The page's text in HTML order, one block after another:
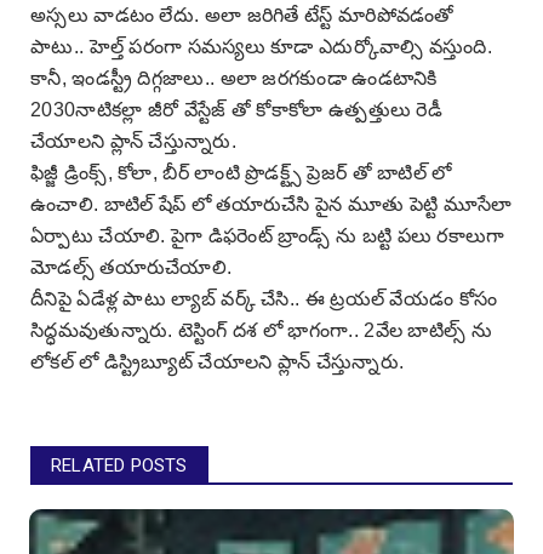
అస్సలు వాడటం లేదు. అలా జరిగితే టేస్ట్ మారిపోవడంతో
పాటు.. హెల్త్ పరంగా సమస్యలు కూడా ఎదుర్కోవాల్సి వస్తుంది.
కానీ, ఇండస్ట్రీ దిగ్గజాలు.. అలా జరగకుండా ఉండటానికి
2030నాటికల్లా జీరో వేస్టేజ్ తో కోకాకోలా ఉత్పత్తులు రెడీ
చేయాలని ప్లాన్ చేస్తున్నారు.
ఫిజ్జీ డ్రింక్స్, కోలా, బీర్ లాంటి ప్రొడక్ట్స్ ప్రెజర్ తో బాటిల్ లో
ఉంచాలి. బాటిల్ షేప్ లో తయారుచేసి పైన మూతు పెట్టి మూసేలా
ఏర్పాటు చేయాలి. పైగా డిఫరెంట్ బ్రాండ్స్ ను బట్టి పలు రకాలుగా
మోడల్స్ తయారుచేయాలి.
దీనిపై ఏడేళ్ల పాటు ల్యాబ్ వర్క్ చేసి.. ఈ ట్రయల్ వేయడం కోసం
సిద్ధమవుతున్నారు. టెస్టింగ్ దశ లో భాగంగా.. 2వేల బాటిల్స్ ను
లోకల్ లో డిస్ట్రిబ్యూట్ చేయాలని ప్లాన్ చేస్తున్నారు.
RELATED POSTS